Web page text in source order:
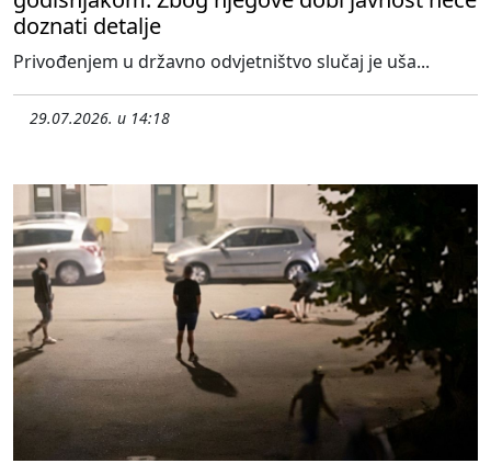
doznati detalje
Privođenjem u državno odvjetništvo slučaj je uša...
29.07.2026. u 14:18